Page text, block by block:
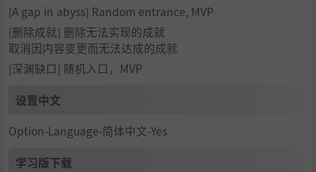
[A gap in abyss] Random entrance, MVP
[删除成就] 删除无法实现的成就
取消因内容变更而无法达成的成就
[深渊缺口] 随机入口，MVP
设置中文
Option-Language-简体中文-Yes
学习版下载